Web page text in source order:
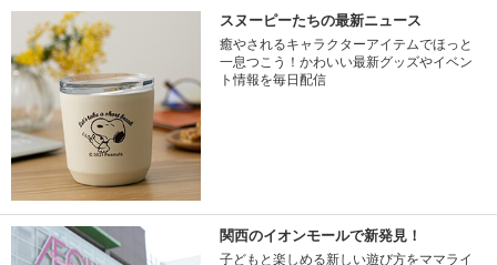
スヌーピーたちの最新ニュース
癒やされるキャラクターアイテムでほっと
一息つこう！かわいい最新グッズやイベン
ト情報を毎日配信
関西のイオンモールで新発見！
子どもと楽しめる新しい遊び方をママライ